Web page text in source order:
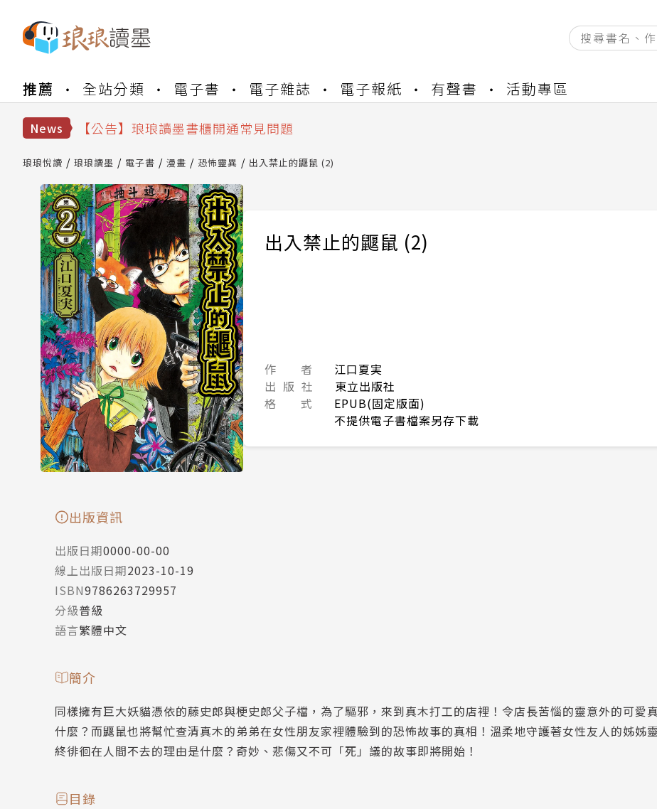
推薦 全站分類 電子書 電子雜誌 電子報紙 有聲書 活動專區
News
【公告】琅琅讀墨數位閱讀資產合併與書櫃開通申請
【公告】琅琅讀墨 3 分鐘完成書櫃開通與資產合併申請圖文教學
【公告】琅琅讀墨數位閱讀資產合併與書櫃開通申請
琅琅悅讀 琅琅讀墨 電子書 漫畫 恐怖靈異 出入禁止的鼴鼠 (2)
出入禁止的鼴鼠 (2)
作 者
江口夏実
出 版 社
東立出版社
格 式
EPUB(固定版面)
不提供電子書檔案另存下載
出版資訊
出版日期0000-00-00
線上出版日期2023-10-19
ISBN9786263729957
分級普級
語言繁體中文
簡介
同樣擁有巨大妖貓憑依的藤史郎與梗史郎父子檔，為了驅邪，來到真木打工的店裡！令店長苦惱的靈意外的可愛
什麼？而鼴鼠也將幫忙查清真木的弟弟在女性朋友家裡體驗到的恐怖故事的真相！溫柔地守護著女性友人的姊姊
終徘徊在人間不去的理由是什麼？奇妙、悲傷又不可「死」議的故事即將開始！
目錄